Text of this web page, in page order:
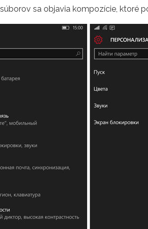
sa objavia kompozície, ktoré